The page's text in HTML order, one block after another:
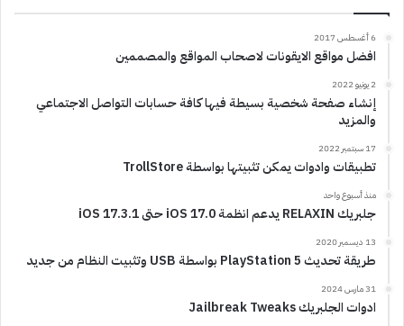
6 أغسطس 2017
افضل مواقع الايقونات لاصحاب المواقع والمصممين
2 يونيو 2022
إنشاء صفحة شخصية بسيطة فيها كافة حسابات التواصل الاجتماعي
والمزيد
17 سبتمبر 2022
تطبيقات وادوات يمكن تثبيتها بواسطة TrollStore
منذ أسبوع واحد
جلبريك RELAXIN يدعم انظمة iOS 17.0 حتى iOS 17.3.1
13 ديسمبر 2020
طريقة تحديث PlayStation 5 بواسطة USB وتثبيت النظام من جديد
31 مارس 2024
ادوات الجلبريك Jailbreak Tweaks